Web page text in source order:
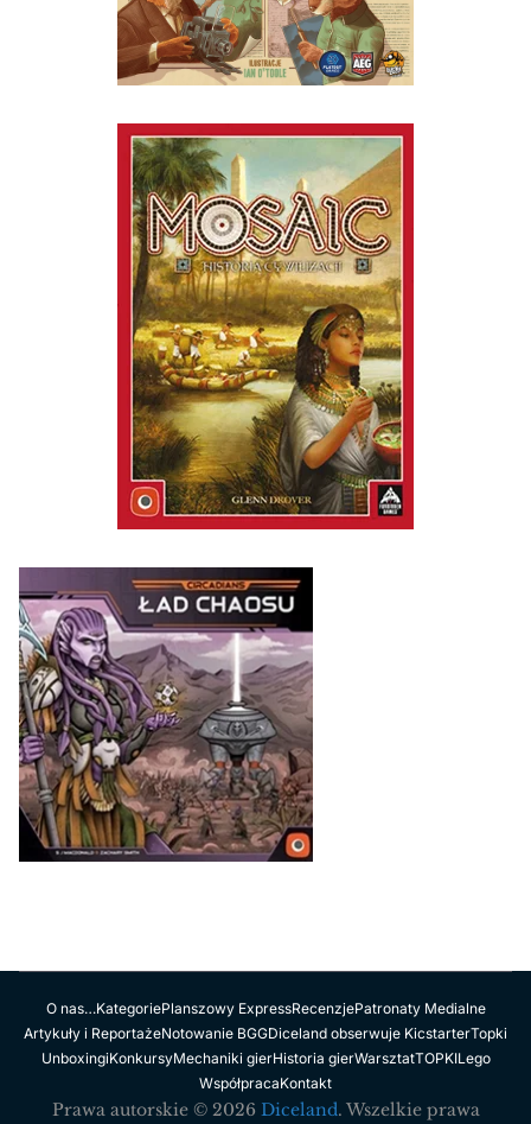
O nas…KategoriePlanszowy ExpressRecenzjePatronaty Medialne
Artykuły i ReportażeNotowanie BGGDiceland obserwuje KicstarterTopki
UnboxingiKonkursyMechaniki gierHistoria gierWarsztatTOPKILego
WspółpracaKontakt
Prawa autorskie © 2026 Diceland. Wszelkie prawa